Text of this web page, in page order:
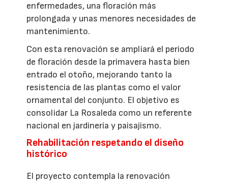
enfermedades, una floración más
prolongada y unas menores necesidades de
mantenimiento.
Con esta renovación se ampliará el periodo
de floración desde la primavera hasta bien
entrado el otoño, mejorando tanto la
resistencia de las plantas como el valor
ornamental del conjunto. El objetivo es
consolidar La Rosaleda como un referente
nacional en jardinería y paisajismo.
Rehabilitación respetando el diseño
histórico
El proyecto contempla la renovación